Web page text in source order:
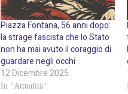
Piazza Fontana, 56 anni dopo:
la strage fascista che lo Stato
non ha mai avuto il coraggio di
guardare negli occhi
12 Dicembre 2025
In "Attualità"